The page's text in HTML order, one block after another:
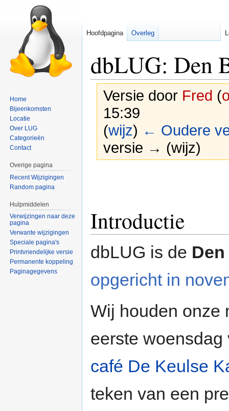
dbLUG: Den
Versie door Fred (
15:39
(wijz) ← Oudere
versie → (wijz)
Introductie
dbLUG is de
opgericht in
Wij houden
eerste
café De Keulse
teken van een
Hoofdpagina Overleg
Home
Bijeenkomsten
Locatie
Over LUG
Categorieën
Contact
Overige pagina
Recent Wijzigingen
Random pagina
Hulpmiddelen
Verwijzingen naar deze
pagina
Verwante wijzigingen
Speciale pagina's
Printvriendelijke versie
Permanente koppeling
Paginagegevens